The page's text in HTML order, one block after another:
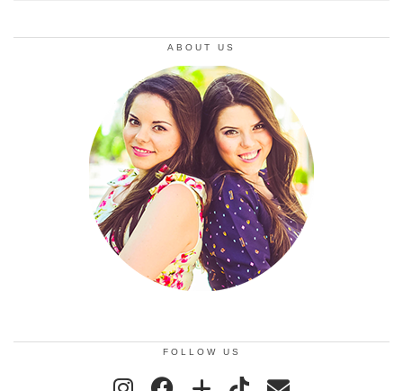
ABOUT US
FOLLOW US